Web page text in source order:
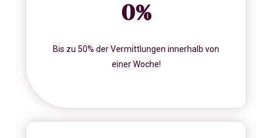
0%
Bis zu 50% der Vermittlungen innerhalb von
einer Woche!